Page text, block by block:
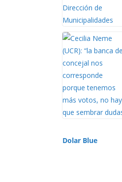
Dolar Blue